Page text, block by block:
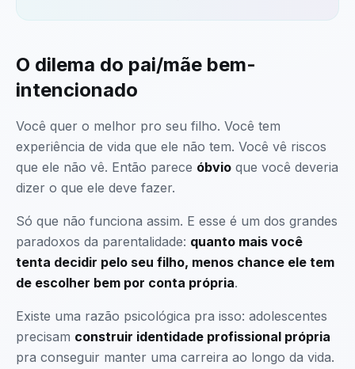
O dilema do pai/mãe bem-
intencionado
Você quer o melhor pro seu filho. Você tem
experiência de vida que ele não tem. Você vê riscos
que ele não vê. Então parece óbvio que você deveria
dizer o que ele deve fazer.
Só que não funciona assim. E esse é um dos grandes
paradoxos da parentalidade: quanto mais você
tenta decidir pelo seu filho, menos chance ele tem
de escolher bem por conta própria.
Existe uma razão psicológica pra isso: adolescentes
precisam construir identidade profissional própria
pra conseguir manter uma carreira ao longo da vida.